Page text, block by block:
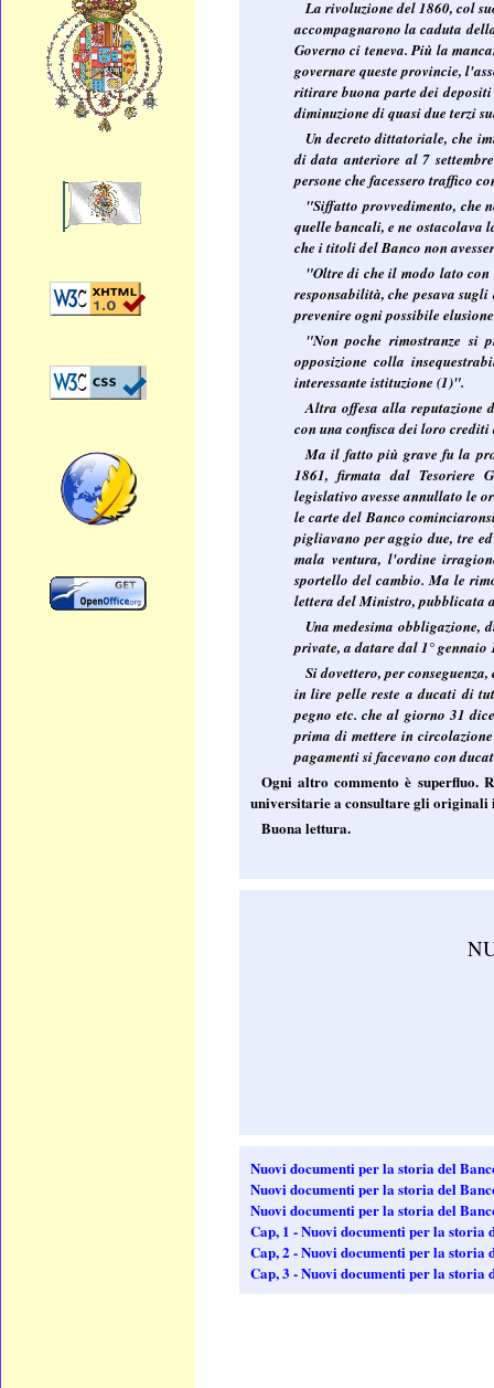
La rivoluzione del 1860, col
accompagnarono la caduta
Governo ci teneva. Più la
governare queste provincie,
ritirare buona parte dei
diminuzione di quasi due terzi
Un decreto dittatoriale, che
di data anteriore al 7
persone che facessero traffico
"Siffatto provvedimento, che
quelle bancali, e ne ostacolava
che i titoli del Banco non
"Oltre di che il modo lato con
responsabilità, che pesava
prevenire ogni possibile
"Non poche rimostranze si
opposizione colla
interessante istituzione (1)".
Altra offesa alla reputazione
con una confisca dei loro
Ma il fatto più grave fu la
1861, firmata dal Tesoriere
legislativo avesse annullato le
le carte del Banco
pigliavano per aggio due, tre
mala ventura, l'ordine
sportello del cambio. Ma le
lettera del Ministro, pubblicata
Una medesima obbligazione,
private, a datare dal 1°
Si dovettero, per
in lire pelle reste a ducati di
pegno etc. che al giorno 31
prima di mettere in
pagamenti si facevano con
Ogni altro commento è superfluo.
universitarie a consultare gli originali
Buona lettura.
Nuovi documenti per la storia del
Nuovi documenti per la storia del
Nuovi documenti per la storia del
Cap, 1 - Nuovi documenti per la
Cap, 2 - Nuovi documenti per la
Cap, 3 - Nuovi documenti per la